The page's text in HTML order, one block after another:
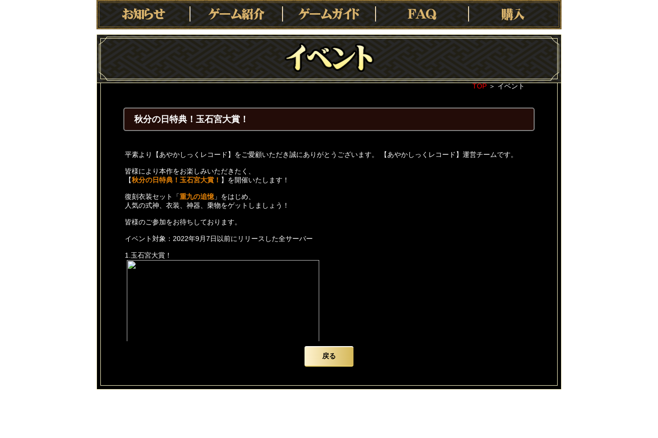
TOP ＞ イベント
秋分の日特典！玉石宮大賞！
平素より【あやかしっくレコード】をご愛顧いただき誠にありがとうございます。 【あやかしっくレコード】運営チームです。
皆様により本作をお楽しみいただきたく、
【秋分の日特典！ 玉石宮大賞！ 】を開催いたします！
復刻衣装セット「重九の追憶 」をはじめ、
人気の式神、衣装、神器、乗物をゲットしましょう！
皆様のご参加をお待ちしております。
イベント対象：2022年9月7日以前にリリースした全サーバー
1.玉石宮大賞！
戻る